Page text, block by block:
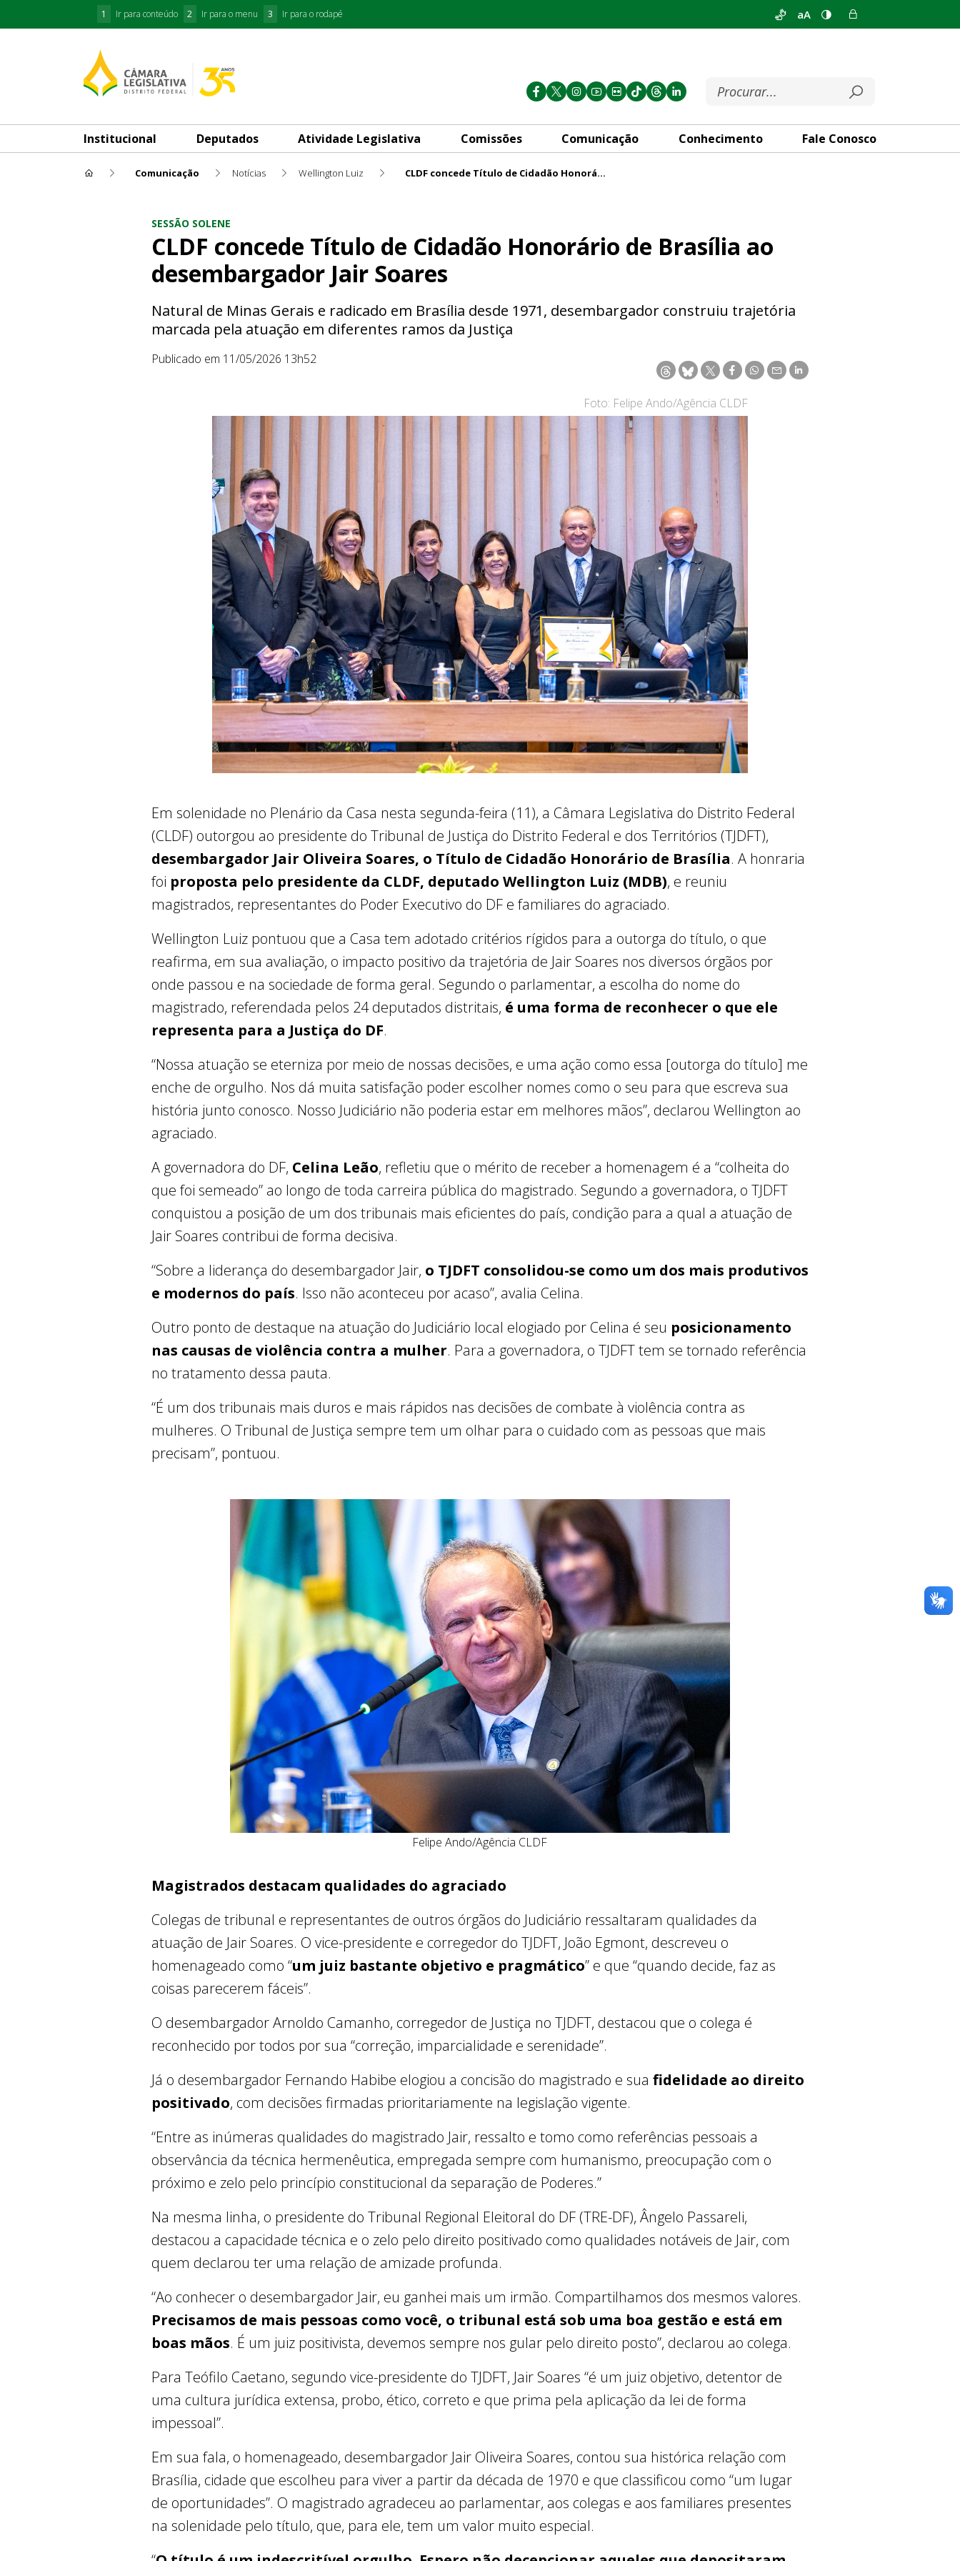
1 Ir para conteúdo 2 Ir para o menu 3 Ir para o rodapé aA
Institucional Deputados Atividade Legislativa Comissões Comunicação Conhecimento Fale Conosco
Comunicação Notícias Wellington Luiz CLDF concede Título de Cidadão Honorário de Brasília ao desembargador Jair Soares
SESSÃO SOLENE
CLDF concede Título de Cidadão Honorário de Brasília ao
desembargador Jair Soares
Natural de Minas Gerais e radicado em Brasília desde 1971, desembargador construiu trajetória
marcada pela atuação em diferentes ramos da Justiça
Publicado em 11/05/2026 13h52
Foto: Felipe Ando/Agência CLDF
Em solenidade no Plenário da Casa nesta segunda-feira (11), a Câmara Legislativa do Distrito Federal
(CLDF) outorgou ao presidente do Tribunal de Justiça do Distrito Federal e dos Territórios (TJDFT),
desembargador Jair Oliveira Soares, o Título de Cidadão Honorário de Brasília. A honraria
foi proposta pelo presidente da CLDF, deputado Wellington Luiz (MDB), e reuniu
magistrados, representantes do Poder Executivo do DF e familiares do agraciado.
Wellington Luiz pontuou que a Casa tem adotado critérios rígidos para a outorga do título, o que
reafirma, em sua avaliação, o impacto positivo da trajetória de Jair Soares nos diversos órgãos por
onde passou e na sociedade de forma geral. Segundo o parlamentar, a escolha do nome do
magistrado, referendada pelos 24 deputados distritais, é uma forma de reconhecer o que ele
representa para a Justiça do DF.
“Nossa atuação se eterniza por meio de nossas decisões, e uma ação como essa [outorga do título] me
enche de orgulho. Nos dá muita satisfação poder escolher nomes como o seu para que escreva sua
história junto conosco. Nosso Judiciário não poderia estar em melhores mãos”, declarou Wellington ao
agraciado.
A governadora do DF, Celina Leão, refletiu que o mérito de receber a homenagem é a “colheita do
que foi semeado” ao longo de toda carreira pública do magistrado. Segundo a governadora, o TJDFT
conquistou a posição de um dos tribunais mais eficientes do país, condição para a qual a atuação de
Jair Soares contribui de forma decisiva.
“Sobre a liderança do desembargador Jair, o TJDFT consolidou-se como um dos mais produtivos
e modernos do país. Isso não aconteceu por acaso”, avalia Celina.
Outro ponto de destaque na atuação do Judiciário local elogiado por Celina é seu posicionamento
nas causas de violência contra a mulher. Para a governadora, o TJDFT tem se tornado referência
no tratamento dessa pauta.
“É um dos tribunais mais duros e mais rápidos nas decisões de combate à violência contra as
mulheres. O Tribunal de Justiça sempre tem um olhar para o cuidado com as pessoas que mais
precisam”, pontuou.
Felipe Ando/Agência CLDF
Magistrados destacam qualidades do agraciado
Colegas de tribunal e representantes de outros órgãos do Judiciário ressaltaram qualidades da
atuação de Jair Soares. O vice-presidente e corregedor do TJDFT, João Egmont, descreveu o
homenageado como “um juiz bastante objetivo e pragmático” e que “quando decide, faz as
coisas parecerem fáceis”.
O desembargador Arnoldo Camanho, corregedor de Justiça no TJDFT, destacou que o colega é
reconhecido por todos por sua “correção, imparcialidade e serenidade”.
Já o desembargador Fernando Habibe elogiou a concisão do magistrado e sua fidelidade ao direito
positivado, com decisões firmadas prioritariamente na legislação vigente.
“Entre as inúmeras qualidades do magistrado Jair, ressalto e tomo como referências pessoais a
observância da técnica hermenêutica, empregada sempre com humanismo, preocupação com o
próximo e zelo pelo princípio constitucional da separação de Poderes.”
Na mesma linha, o presidente do Tribunal Regional Eleitoral do DF (TRE-DF), Ângelo Passareli,
destacou a capacidade técnica e o zelo pelo direito positivado como qualidades notáveis de Jair, com
quem declarou ter uma relação de amizade profunda.
“Ao conhecer o desembargador Jair, eu ganhei mais um irmão. Compartilhamos dos mesmos valores.
Precisamos de mais pessoas como você, o tribunal está sob uma boa gestão e está em
boas mãos. É um juiz positivista, devemos sempre nos guIar pelo direito posto”, declarou ao colega.
Para Teófilo Caetano, segundo vice-presidente do TJDFT, Jair Soares “é um juiz objetivo, detentor de
uma cultura jurídica extensa, probo, ético, correto e que prima pela aplicação da lei de forma
impessoal”.
Em sua fala, o homenageado, desembargador Jair Oliveira Soares, contou sua histórica relação com
Brasília, cidade que escolheu para viver a partir da década de 1970 e que classificou como “um lugar
de oportunidades”. O magistrado agradeceu ao parlamentar, aos colegas e aos familiares presentes
na solenidade pelo título, que, para ele, tem um valor muito especial.